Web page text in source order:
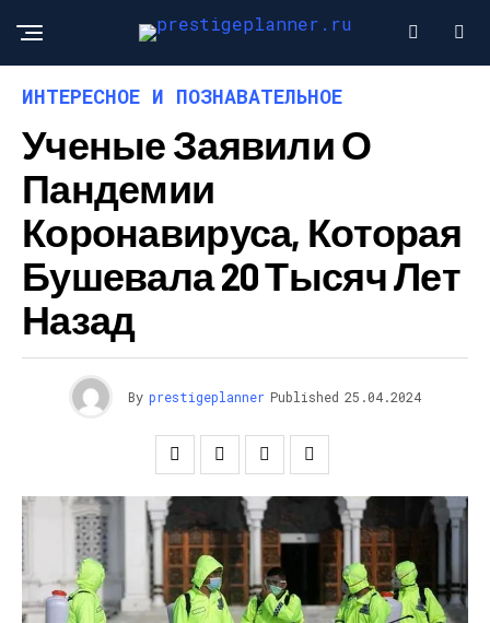
ИНТЕРЕСНОЕ И ПОЗНАВАТЕЛЬНОЕ
Ученые Заявили О
Пандемии
Коронавируса, Которая
Бушевала 20 Тысяч Лет
Назад
By prestigeplanner Published 25.04.2024